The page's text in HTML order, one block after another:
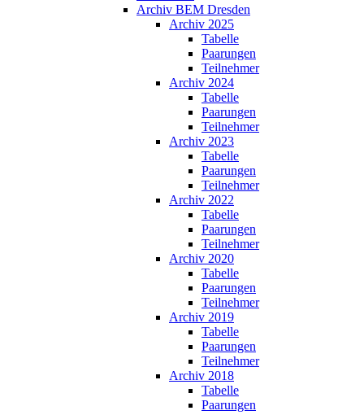
Archiv BEM Dresden
Archiv 2025
Tabelle
Paarungen
Teilnehmer
Archiv 2024
Tabelle
Paarungen
Teilnehmer
Archiv 2023
Tabelle
Paarungen
Teilnehmer
Archiv 2022
Tabelle
Paarungen
Teilnehmer
Archiv 2020
Tabelle
Paarungen
Teilnehmer
Archiv 2019
Tabelle
Paarungen
Teilnehmer
Archiv 2018
Tabelle
Paarungen